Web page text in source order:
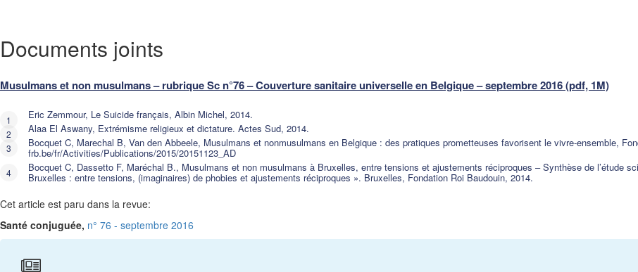
Documents joints
Musulmans et non musulmans – rubrique Sc n°76 – Couverture sanitaire universelle en Belgique – septembre 2016 (pdf, 1M)
Eric Zemmour, Le Suicide français, Albin Michel, 2014.
Alaa El Aswany, Extrémisme religieux et dictature. Actes Sud, 2014.
Bocquet C, Marechal B, Van den Abbeele, Musulmans et nonmusulmans en Belgique : des pratiques prometteuses favorisent le vivre-ensemble,
frb.be/fr/Activities/Publications/2015/20151123_AD
Bocquet C, Dassetto F, Maréchal B., Musulmans et non musulmans à Bruxelles, entre tensions et ajustements réciproques – Synthèse de l’étude
Bruxelles : entre tensions, (imaginaires) de phobies et ajustements réciproques ». Bruxelles, Fondation Roi Baudouin, 2014.
Cet article est paru dans la revue:
Santé conjuguée, n° 76 - septembre 2016